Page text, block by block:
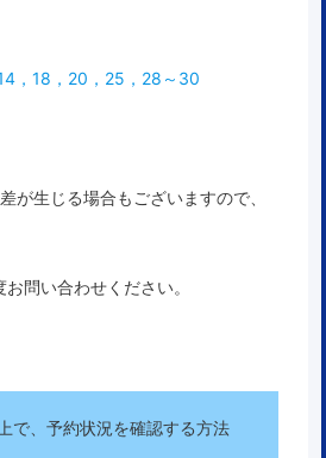
，18，20，25，28～30
が生じる場合もございますので、
問い合わせください。
で、予約状況を確認する方法